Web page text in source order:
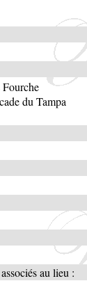
du Tampa
au lieu :